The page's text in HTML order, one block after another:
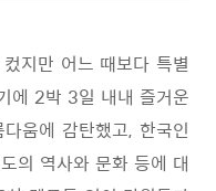
지만 어느 때보다 특별
에 2박 3일 내내 즐거운
움에 감탄했고, 한국인
의 역사와 문화 등에 대